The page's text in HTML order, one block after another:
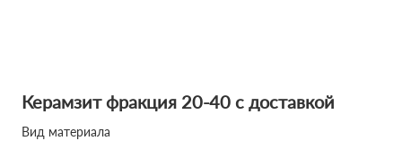
Керамзит фракция 20-40 с доставкой
Вид материала